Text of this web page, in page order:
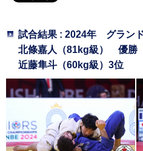
試合結果 : 2024年 グラン
北條嘉人（81kg級） 優勝
近藤隼斗（60kg級）3位